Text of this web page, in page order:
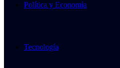
Política y Economía
Tecnología